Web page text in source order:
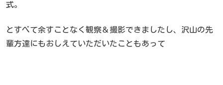
式。
とすべて余すことなく観察＆撮影できましたし、沢山の先
輩方達にもおしえていただいたこともあって